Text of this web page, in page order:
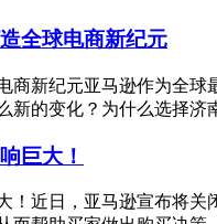
全球电商新纪元
商新纪元亚马逊作为全
新的变化？为什么选择
巨大！
！近日，亚马逊宣布将